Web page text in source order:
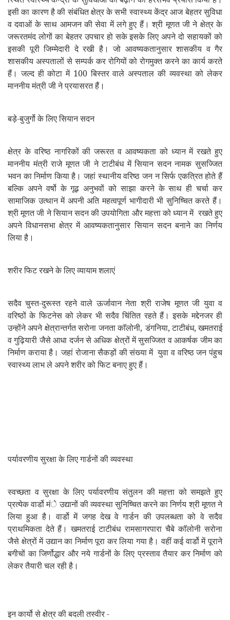
इसी का कारण है की संबंधित क्षेत्र के सभी स्वास्थ्य केंद्र आज बेहतर सुविधा
व दवाओं के साथ आमजन की सेवा में लगे हुए हैं। श्री मूणत जी ने क्षेत्र के
जरूरतमंद लोगों का बेहतर उपचार हो सके इसके लिए अपने दो सहायकों को
इसकी पूरी जिम्मेदारी दे रखी है। जो आवष्यकतानुसार शासकीय व गैर
शासकीय अस्पतालों से सम्पर्क कर रोगियों को रोगमुक्त करने का कार्य करते
हैं। जल्द ही कोटा में 100 बिस्तर वाले अस्पताल की व्यवस्था को लेकर
माननीय मंत्री जी ने प्रयासरत हैं।
बड़े-बुजुर्गो के लिए सियान सदन
क्षेत्र के वरिष्ठ नागरिकों की जरूरत व आवष्यकता को ध्यान में रखते हुए
माननीय मंत्री राजे मूणत जी ने टाटीबंध में सियान सदन नामक सुसज्जित
भवन का निर्माण किया है। जहां स्थानीय वरिष्ठ जन न सिर्फ एकत्रित होते हैं
बल्कि अपने वर्षो के गूढ़ अनुभवों को साझा करने के साथ ही चर्चा कर
सामाजिक उत्थान में अपनी अति महत्वपूर्ण भागीदारी भी सुनिष्चित करते हैं।
श्री मूणत जी ने सियान सदन की उपयोगिता और महत्ता को ध्यान में रखते हुए
अपने विधानसभा क्षेत्र में आवष्यकतानुसार सियान सदन बनाने का निर्णय
लिया है।
शरीर फिट रखने के लिए व्यायाम शलाएं
सदैव चुस्त-दुरूस्त रहने वाले ऊर्जावान नेता श्री राजेष मूणत जी युवा व
वरिष्ठों के फिटनेस को लेकर भी सदैव चिंतित रहते हैं। इसके मद्देनजर ही
उन्होंने अपने क्षेत्रान्तर्गत सरोना जनता काॅलोनी, डंगनिया, टाटीबंध, खमतराई
व गुढ़ियारी जैसे आधा दर्जन से अधिक क्षेत्रों में सुसज्जित व आकर्षक जीम का
निर्माण कराया है। जहां रोजाना सैकड़ों की संख्या में युवा व वरिष्ठ जन पंहुच
स्वास्थ्य लाभ ले अपने शरीर को फिट बनाए हुए हैं।
पर्यावरणीय सुरक्षा के लिए गार्डनों की व्यवस्था
स्वच्छता व सुरक्षा के लिए पर्यावरणीय संतुलन की महत्ता को समझते हुए
प्रत्येक वार्डो मंे उद्यानों की व्यवस्था सुनिष्चित करने का निर्णय श्री मूणत ने
लिया हुआ है। वार्डो में जगह देख वे गार्डन की उपलब्धता को वे सदैव
प्राथमिकता देते हैं। खमतराई टाटीबंध रामसागरपारा चैबे काॅलोनी सरोना
जैसे क्षेत्रों में उद्यान का निर्माण पूरा कर लिया गया है। वहीं कई वार्डो में पूराने
बगीचों का जिर्णोद्धार और नये गार्डनों के लिए प्रस्ताव तैयार कर निर्माण को
लेकर तैयारी चल रही है।
इन कार्यो से क्षेत्र की बदली तस्वीर -